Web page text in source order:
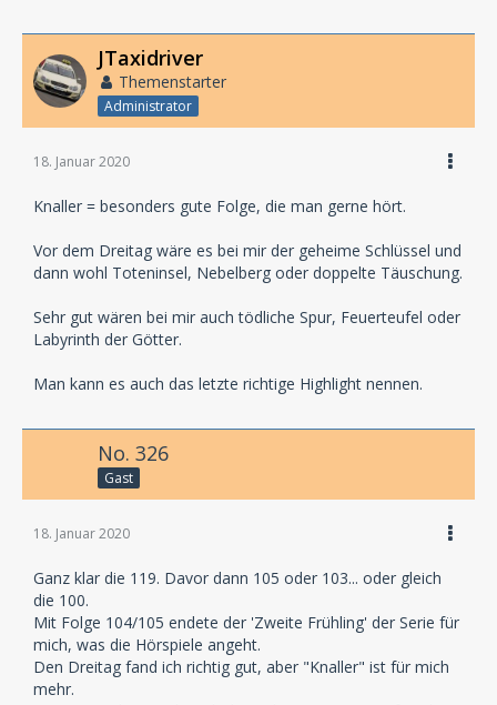
JTaxidriver
Themenstarter
Administrator
18. Januar 2020
Knaller = besonders gute Folge, die man gerne hört.
Vor dem Dreitag wäre es bei mir der geheime Schlüssel und
dann wohl Toteninsel, Nebelberg oder doppelte Täuschung.
Sehr gut wären bei mir auch tödliche Spur, Feuerteufel oder
Labyrinth der Götter.
Man kann es auch das letzte richtige Highlight nennen.
No. 326
Gast
18. Januar 2020
Ganz klar die 119. Davor dann 105 oder 103... oder gleich
die 100.
Mit Folge 104/105 endete der 'Zweite Frühling' der Serie für
mich, was die Hörspiele angeht.
Den Dreitag fand ich richtig gut, aber "Knaller" ist für mich
mehr.